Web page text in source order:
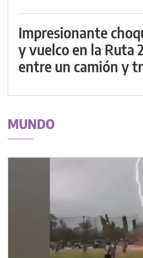
Impresionante
y vuelco en la Ruta
entre un camión y
MUNDO